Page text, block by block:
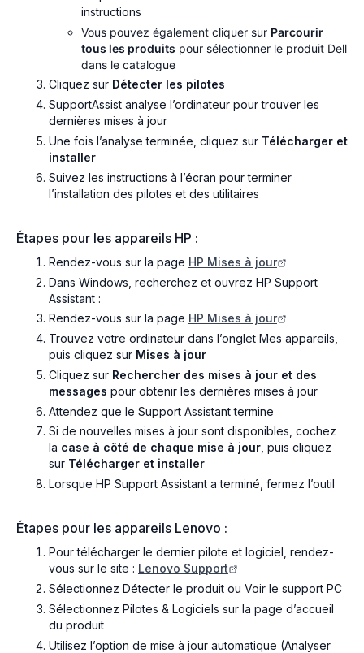
instructions
Vous pouvez également cliquer sur Parcourir
tous les produits pour sélectionner le produit Dell
dans le catalogue
Cliquez sur Détecter les pilotes
SupportAssist analyse l’ordinateur pour trouver les
dernières mises à jour
Une fois l’analyse terminée, cliquez sur Télécharger et
installer
Suivez les instructions à l’écran pour terminer
l’installation des pilotes et des utilitaires
Étapes pour les appareils HP :
Rendez-vous sur la page HP Mises à jour
Dans Windows, recherchez et ouvrez HP Support
Assistant :
Rendez-vous sur la page HP Mises à jour
Trouvez votre ordinateur dans l’onglet Mes appareils,
puis cliquez sur Mises à jour
Cliquez sur Rechercher des mises à jour et des
messages pour obtenir les dernières mises à jour
Attendez que le Support Assistant termine
Si de nouvelles mises à jour sont disponibles, cochez
la case à côté de chaque mise à jour, puis cliquez
sur Télécharger et installer
Lorsque HP Support Assistant a terminé, fermez l’outil
Étapes pour les appareils Lenovo :
Pour télécharger le dernier pilote et logiciel, rendez-
vous sur le site : ​ Lenovo Support
Sélectionnez Détecter le produit ou Voir le support PC
Sélectionnez Pilotes & Logiciels sur la page d’accueil
du produit
Utilisez l’option de mise à jour automatique (Analyser